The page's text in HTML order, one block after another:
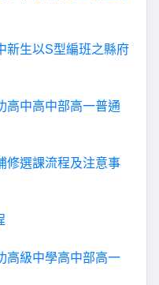
新生以S型編班之縣府
高中高中部高一普通
修選課流程及注意事
高級中學高中部高一